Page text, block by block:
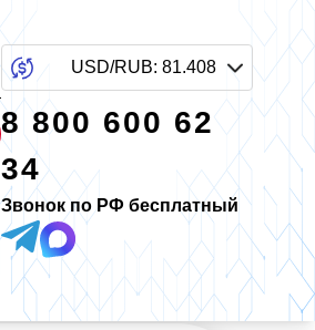
USD/RUB: 81.408
8 800 600 62
34
Звонок по РФ бесплатный